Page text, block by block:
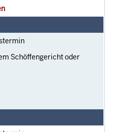
Schöffengericht oder